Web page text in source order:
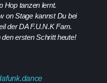
Hop tanzen lernt.
on Stage kannst Du bei
der DA F.U.N.K Fam.
ersten Schritt heute!